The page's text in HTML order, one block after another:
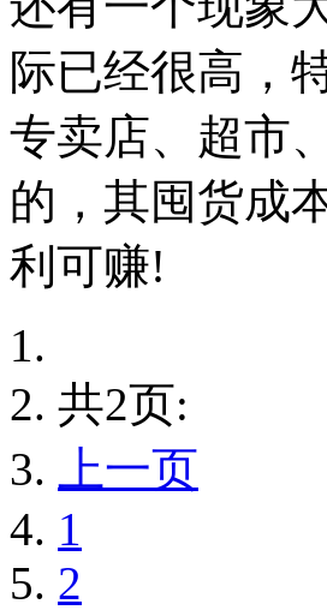
际已经很高，
专卖店、超市
的，其囤货成
利可赚!
共2页:
上一页
1
2